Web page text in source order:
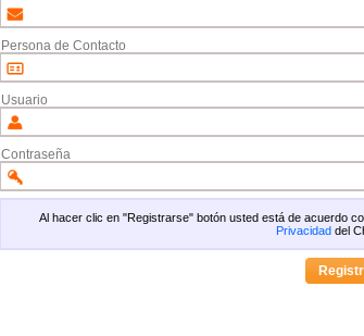
Persona de Contacto
Usuario
Contraseña
Al hacer clic en "Registrarse" botón usted está de acuerdo
Privacidad del